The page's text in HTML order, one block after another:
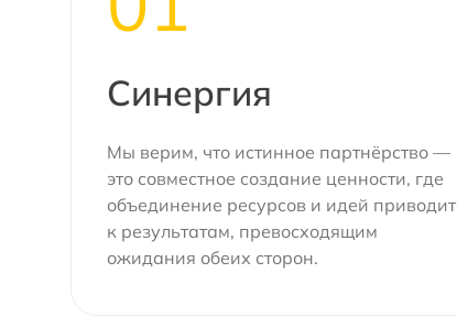
Синергия
Мы верим, что истинное партнёрство —
это совместное создание ценности, где
объединение ресурсов и идей приводит
к результатам, превосходящим
ожидания обеих сторон.